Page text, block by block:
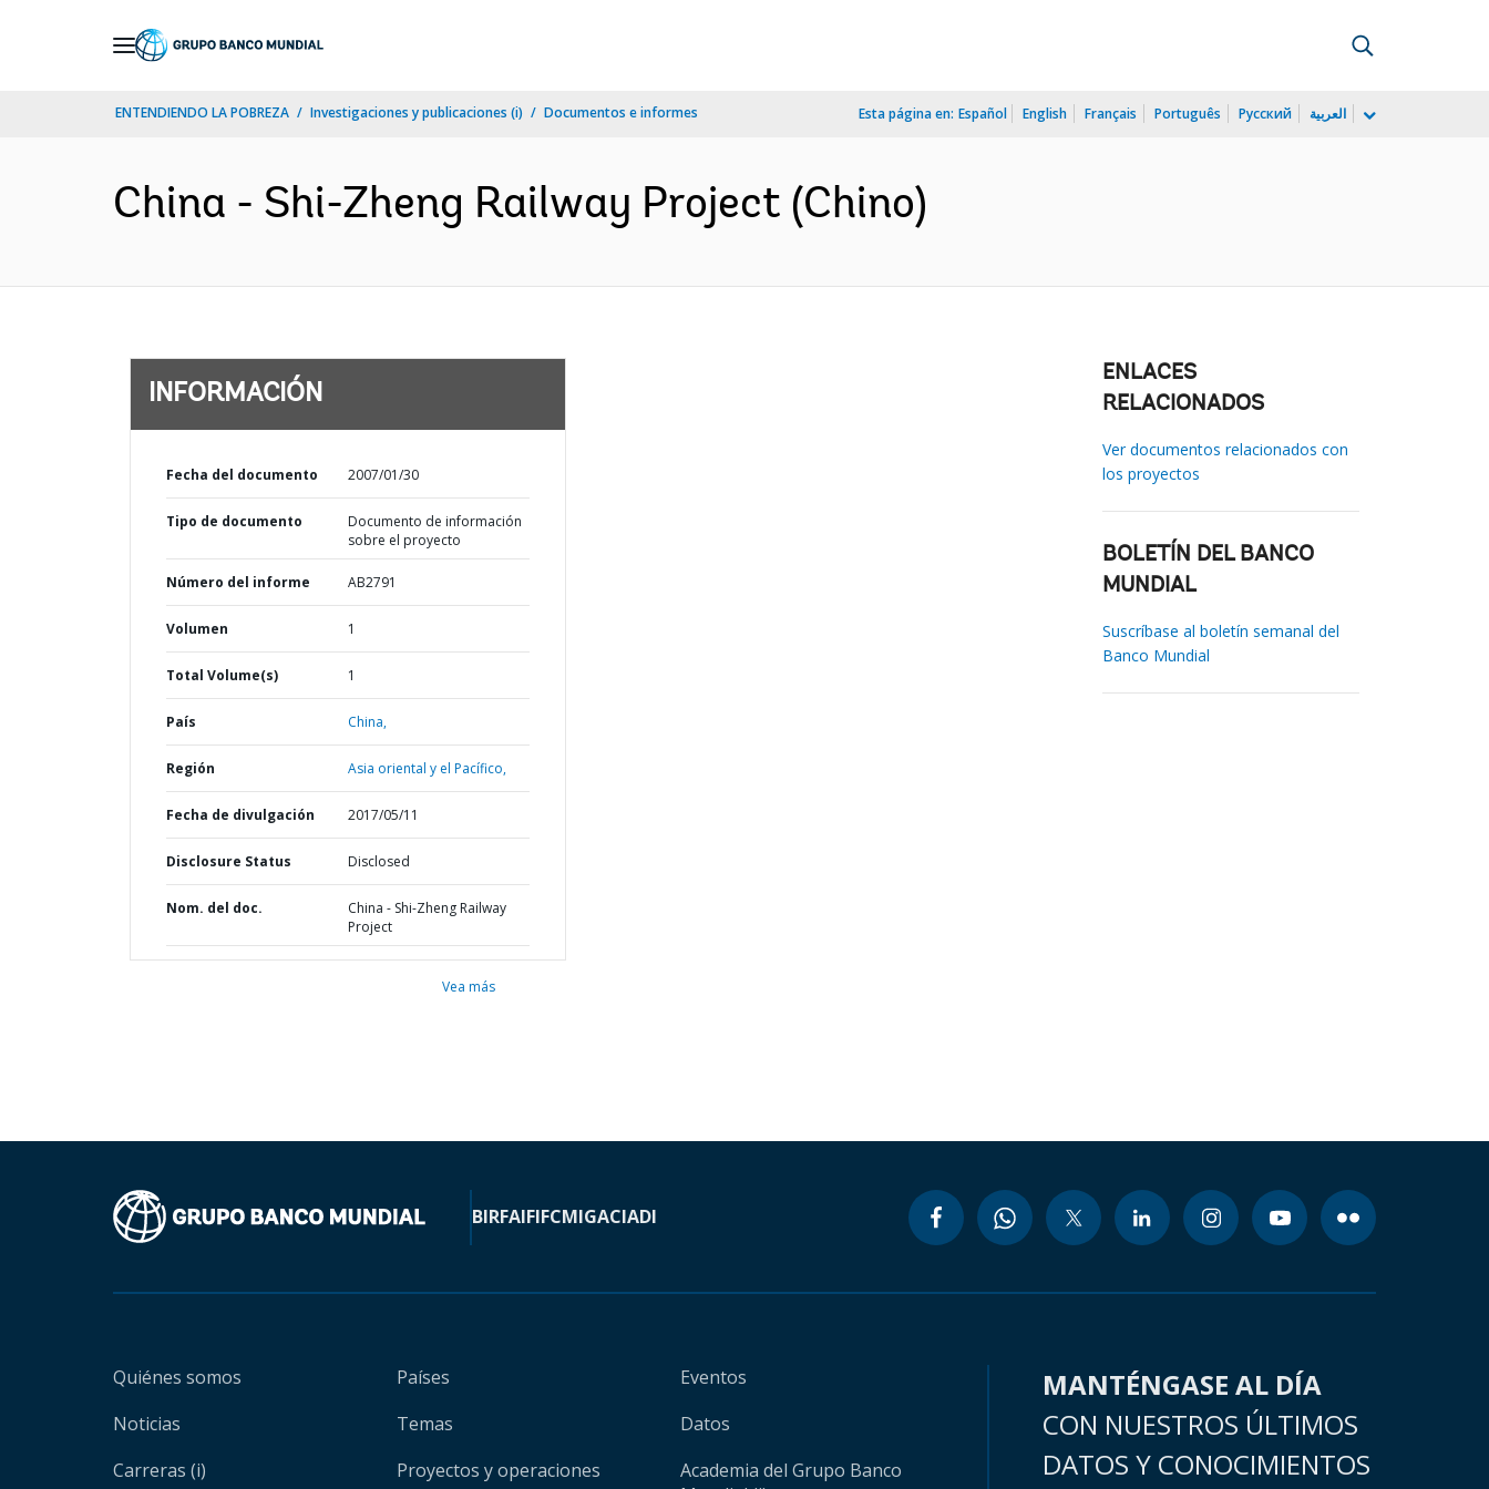
ENTENDIENDO LA POBREZA Investigaciones y publicaciones (i) Documentos e informes Esta página en: Español English Français Português Русский العربية
China - Shi-Zheng Railway Project (Chino)
INFORMACIÓN
Fecha del documento 2007/01/30
Tipo de documento
Documento de información
sobre el proyecto
Número del informe AB2791
Volumen 1
Total Volume(s) 1
País China,
Región Asia oriental y el Pacífico,
Fecha de divulgación 2017/05/11
Disclosure Status Disclosed
Nom. del doc.
China - Shi-Zheng Railway
Project
Vea más
ENLACES
RELACIONADOS
Ver documentos relacionados con
los proyectos
BOLETÍN DEL BANCO
MUNDIAL
Suscríbase al boletín semanal del
Banco Mundial
BIRFAIFIFCMIGACIADI
Quiénes somos
Noticias
Carreras (i)
Países
Temas
Proyectos y operaciones
Eventos
Datos
Academia del Grupo Banco
MANTÉNGASE AL DÍA
CON NUESTROS ÚLTIMOS
DATOS Y CONOCIMIENTOS